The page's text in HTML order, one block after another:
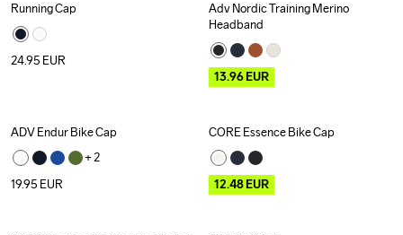
Running Cap
24.95 EUR
Outlet
Adv Nordic Training Merino
Headband
13.96EUR
ADV Endur Bike Cap
+ 2
19.95 EUR
Outlet
CORE Essence Bike Cap
12.48EUR